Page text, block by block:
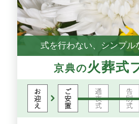
式を行わない、シンプル
京典の火葬式